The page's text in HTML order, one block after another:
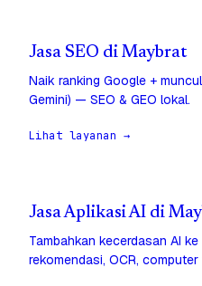
Jasa SEO di Maybrat
Naik ranking Google +
Gemini) — SEO & GEO lokal.
Lihat layanan →
Jasa Aplikasi AI di
Tambahkan kecerdasan AI
rekomendasi, OCR,